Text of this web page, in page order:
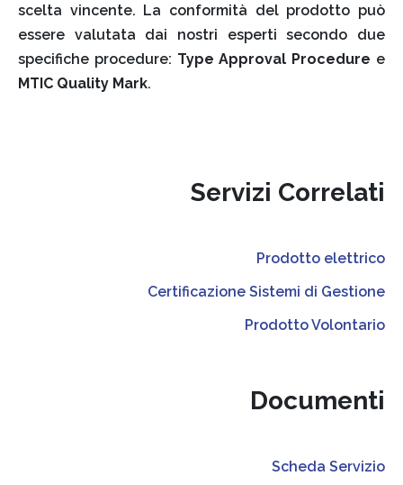
scelta vincente. La conformità del prodotto può
essere valutata dai nostri esperti secondo due
specifiche procedure: Type Approval Procedure e
MTIC Quality Mark.
Servizi Correlati
Prodotto elettrico
Certificazione Sistemi di Gestione
Prodotto Volontario
Documenti
Scheda Servizio